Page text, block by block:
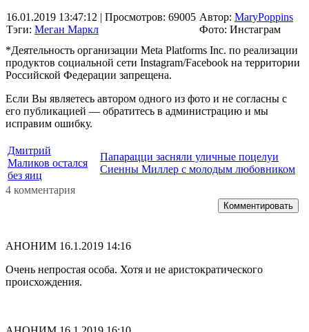
16.01.2019 13:47:12 | Просмотров: 69005
Тэги: Меган Маркл
Автор: MaryPoppins
Фото: Инстаграм
*Деятельность организации Meta Platforms Inc. по реализации
продуктов социальной сети Instagram/Facebook на территории
Российской Федерации запрещена.
Если Вы являетесь автором одного из фото и не согласны с
его публикацией — обратитесь в администрацию и мы
исправим ошибку.
Дмитрий
Маликов остался
без яиц
Папарацци засняли уличные поцелуи
Сиенны Миллер с молодым любовником
4 комментария
Комментировать
АНОНИМ 16.1.2019 14:16
Очень непростая особа. Хотя и не аристократического
происхождения.